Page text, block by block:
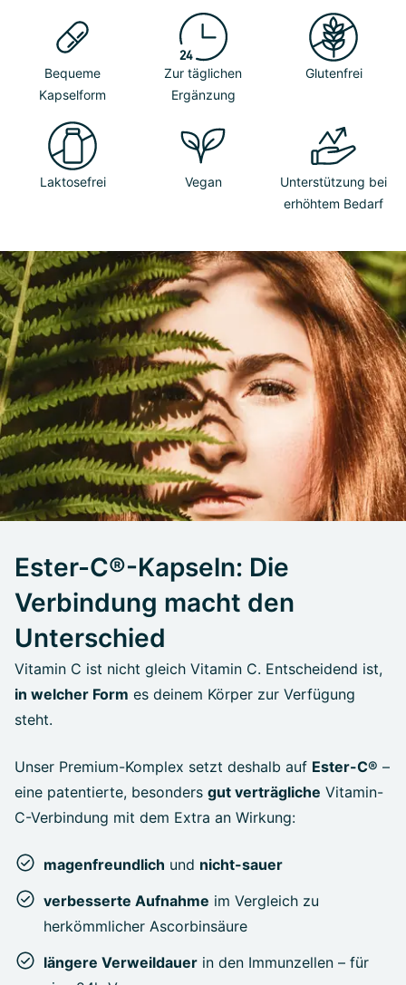
Bequeme
Kapselform
Zur täglichen
Ergänzung
Glutenfrei
Laktosefrei Vegan
Unterstützung bei
erhöhtem Bedarf
Ester-C®-Kapseln: Die
Verbindung macht den
Unterschied
Vitamin C ist nicht gleich Vitamin C. Entscheidend ist,
in welcher Form es deinem Körper zur Verfügung
steht.
Unser Premium-Komplex setzt deshalb auf Ester-C® –
eine patentierte, besonders gut verträgliche Vitamin-
C-Verbindung mit dem Extra an Wirkung:
magenfreundlich und nicht-sauer
verbesserte Aufnahme im Vergleich zu
herkömmlicher Ascorbinsäure
längere Verweildauer in den Immunzellen – für